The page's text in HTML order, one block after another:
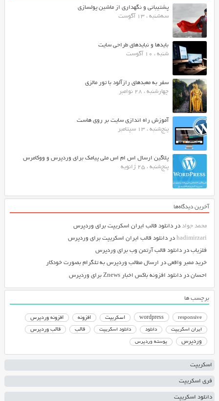
پشتیبانی و نگهداری از ماشین پولسازی
سه‌شنبه ، 13 آگوست
بایدها و نبایدهای طراحی سایت
شنبه ، 10 آگوست
سفر به معبدهای رازآلود با تور مالزی
چهارشنبه ، 28 نوامبر
آموزش راه اندازی سایت بر روی هاست
پنج‌شنبه ، 13 سپتامبر
پلاگین ارسال اس ام اس ملی پیامک برای وردپرس و ووکامرس
پنج‌شنبه ، 25 ژانویه
آخرین دیدگاه‌ها
محمد جواددر دانلود قالب ایران اسکریپت برای وردپرس
hadimirzariدر دانلود قالب ایران اسکریپت برای وردپرس
فلزیابدر دانلود قالب آرتمن وب برای وردپرس
خرید ممبر واقعیدر ارسال مطالب وردپرس به تلگرام بصورت خودکار
احساندر دانلود افزونه باکس اخبار Znews برای وردپرس
برچسب ها
responsive
wordpress اسکریپت افزونه افزونه وردپرس
ایران اسکریپت دانلود دانلود اسکریپت قالب قالب وردپرس
وردپرس پوسته وردپرس
اسکریپت
فری اسکریپت
دانلود اسکریپت